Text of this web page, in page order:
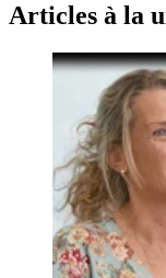
Articles à la